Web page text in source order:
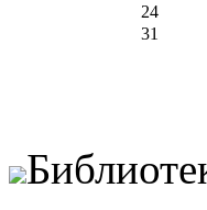
24
31